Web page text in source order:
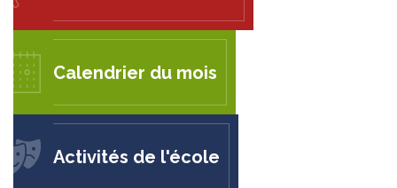
Calendrier du mois
Activités de l'école